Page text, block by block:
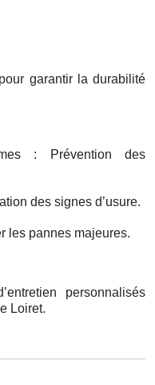
garantir la durabilité
: Prévention des
des signes d’usure.
les pannes majeures.
personnalisés
Loiret.